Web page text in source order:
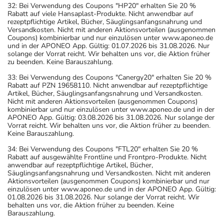
32: Bei Verwendung des Coupons "HP20" erhalten Sie 20 %
Rabatt auf viele Hansaplast-Produkte. Nicht anwendbar auf
rezeptpflichtige Artikel, Bücher, Säuglingsanfangsnahrung und
Versandkosten. Nicht mit anderen Aktionsvorteilen (ausgenommen
Coupons) kombinierbar und nur einzulösen unter www.aponeo.de
und in der APONEO App. Gültig: 01.07.2026 bis 31.08.2026. Nur
solange der Vorrat reicht. Wir behalten uns vor, die Aktion früher
zu beenden. Keine Barauszahlung.
33: Bei Verwendung des Coupons "Canergy20" erhalten Sie 20 %
Rabatt auf PZN 19658110. Nicht anwendbar auf rezeptpflichtige
Artikel, Bücher, Säuglingsanfangsnahrung und Versandkosten.
Nicht mit anderen Aktionsvorteilen (ausgenommen Coupons)
kombinierbar und nur einzulösen unter www.aponeo.de und in der
APONEO App. Gültig: 03.08.2026 bis 31.08.2026. Nur solange der
Vorrat reicht. Wir behalten uns vor, die Aktion früher zu beenden.
Keine Barauszahlung.
34: Bei Verwendung des Coupons "FTL20" erhalten Sie 20 %
Rabatt auf ausgewählte Frontline und Frontpro-Produkte. Nicht
anwendbar auf rezeptpflichtige Artikel, Bücher,
Säuglingsanfangsnahrung und Versandkosten. Nicht mit anderen
Aktionsvorteilen (ausgenommen Coupons) kombinierbar und nur
einzulösen unter www.aponeo.de und in der APONEO App. Gültig:
01.08.2026 bis 31.08.2026. Nur solange der Vorrat reicht. Wir
behalten uns vor, die Aktion früher zu beenden. Keine
Barauszahlung.